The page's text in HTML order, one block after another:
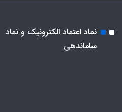
نماد اعتماد الکترونیک و نماد
ساماندهی